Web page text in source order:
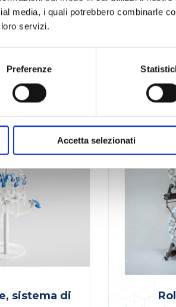
media, i quali potrebbero combinarle
servizi.
Preferenze
Accetta selezionati
sistema di
CELLON -
SPECIFICHE